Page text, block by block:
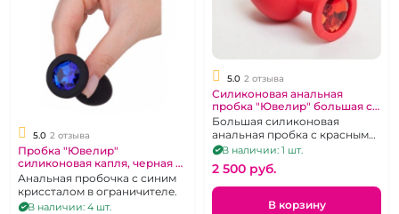
5.0 2 отзыва
Пробка "Ювелир"
силиконовая капля, черная с
синим кристаллом, размер S
Анальная пробочка с синим
криссталом в ограничителе.
В наличии: 4 шт.
5.0 2 отзыва
Силиконовая анальная
пробка "Ювелир" большая с
красным кристаллом
Большая силиконовая
анальная пробка с красным
кристаллом.
В наличии: 1 шт.
2 500 pуб.
В корзину